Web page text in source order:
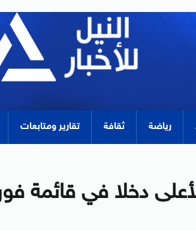
رياضة ثقافة تقارير ومتابعات
دخلا في قائمة